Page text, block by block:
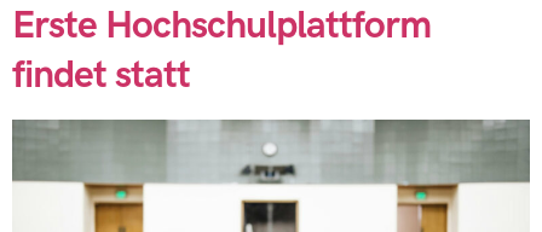
Erste Hochschulplattform
findet statt